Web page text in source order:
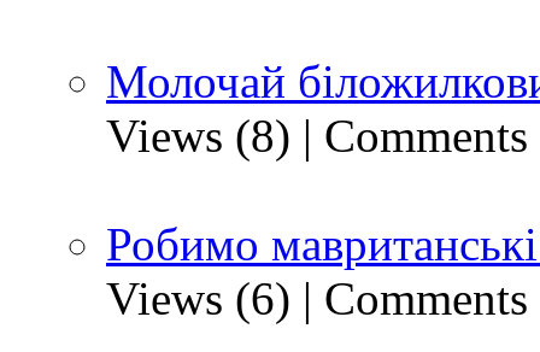
Молочай
Views (8) |
Робимо
Views (6) |